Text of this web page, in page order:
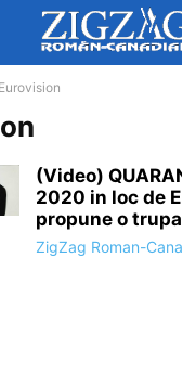
Eurovision
(Video)
2020 in loc de
propune o
ZigZag Roman-